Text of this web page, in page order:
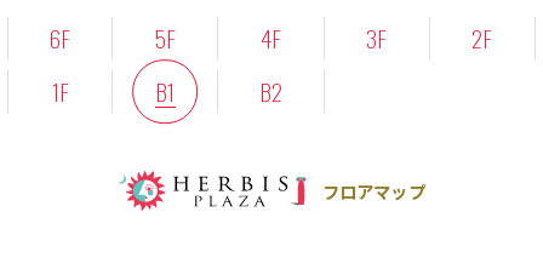
6F 5F 4F 3F
2F
1F
B1 B2
フロアマップ